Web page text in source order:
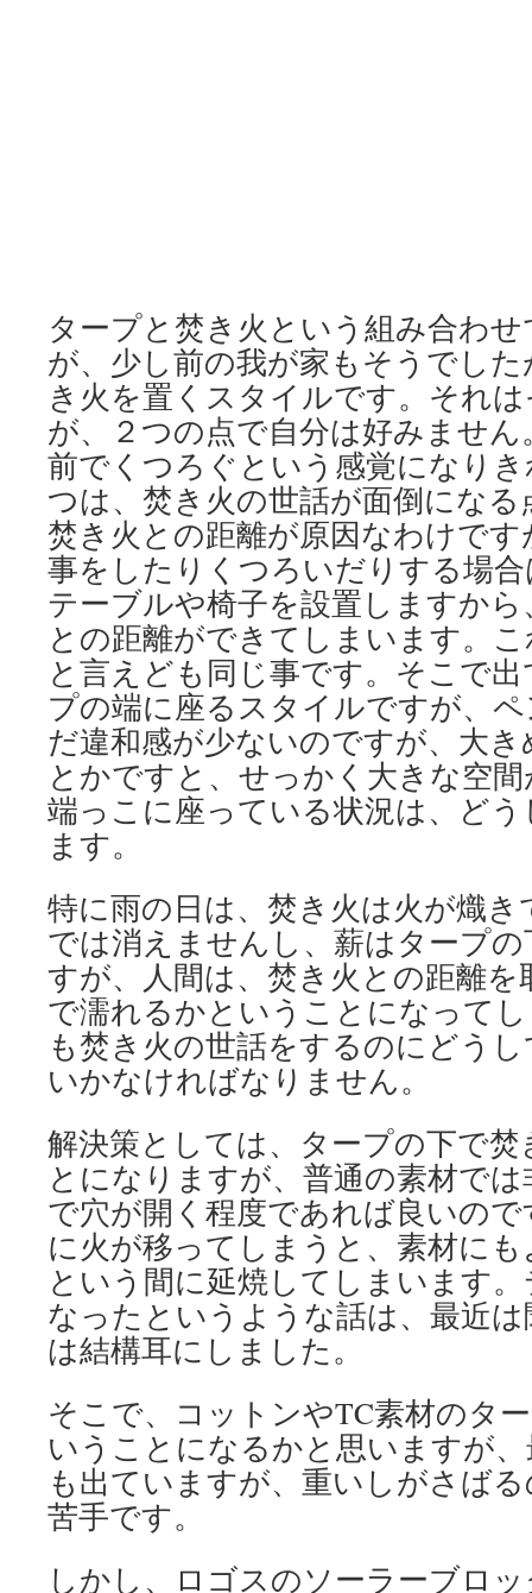
タープと焚き火という組み合わ
が、少し前の我が家もそうでし
き火を置くスタイルです。それ
が、２つの点で自分は好みませ
前でくつろぐという感覚になり
つは、焚き火の世話が面倒にな
焚き火との距離が原因なわけで
事をしたりくつろいだりする場
テーブルや椅子を設置しますか
との距離ができてしまいます。
と言えども同じ事です。そこで
プの端に座るスタイルですが、
だ違和感が少ないのですが、大
とかですと、せっかく大きな空
端っこに座っている状況は、ど
ます。
特に雨の日は、焚き火は火が熾
では消えませんし、薪はタープ
すが、人間は、焚き火との距離
で濡れるかということになって
も焚き火の世話をするのにどう
いかなければなりません。
解決策としては、タープの下で
とになりますが、普通の素材で
で穴が開く程度であれば良いの
に火が移ってしまうと、素材に
という間に延焼してしまいます
なったというような話は、最近
は結構耳にしました。
そこで、コットンやTC素材のタ
いうことになるかと思いますが
も出ていますが、重いしがさば
苦手です。
しかし、ロゴスのソーラーブロ